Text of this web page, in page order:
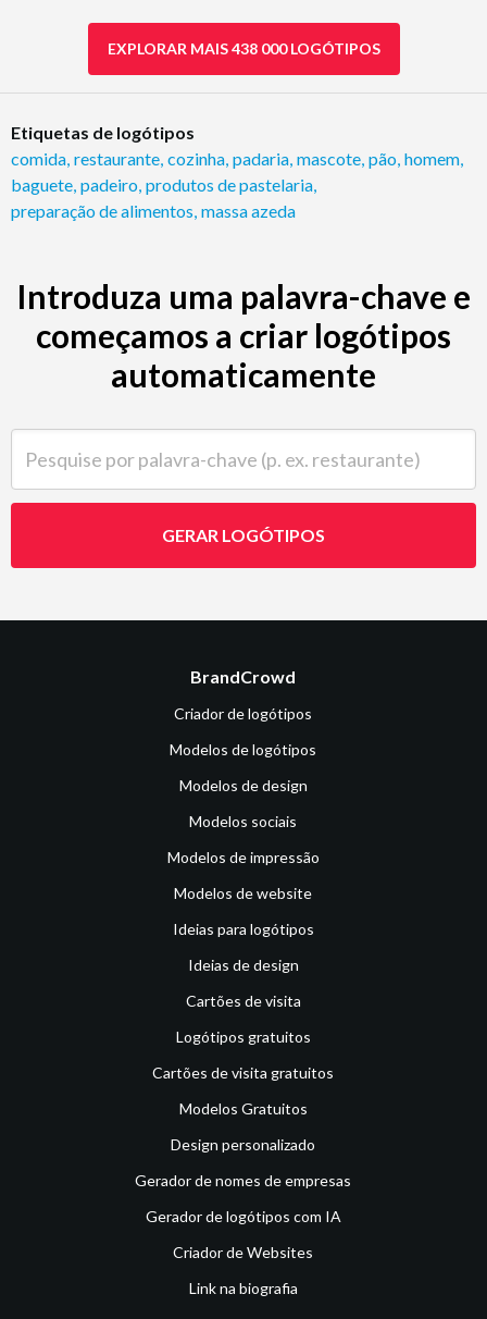
EXPLORAR MAIS 438 000 LOGÓTIPOS
Etiquetas de logótipos
comida restaurante cozinha padaria mascote pão homem
baguete padeiro produtos de pastelaria
preparação de alimentos massa azeda
Introduza uma palavra-chave e
começamos a criar logótipos
automaticamente
GERAR LOGÓTIPOS
BrandCrowd
Criador de logótipos
Modelos de logótipos
Modelos de design
Modelos sociais
Modelos de impressão
Modelos de website
Ideias para logótipos
Ideias de design
Cartões de visita
Logótipos gratuitos
Cartões de visita gratuitos
Modelos Gratuitos
Design personalizado
Gerador de nomes de empresas
Gerador de logótipos com IA
Criador de Websites
Link na biografia